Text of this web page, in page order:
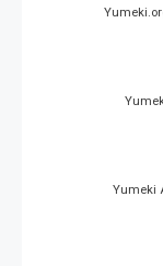
Yumeki